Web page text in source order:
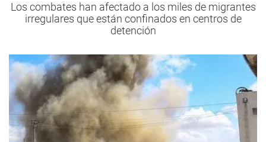
Los combates han afectado a los miles de migrantes
irregulares que están confinados en centros de
detención